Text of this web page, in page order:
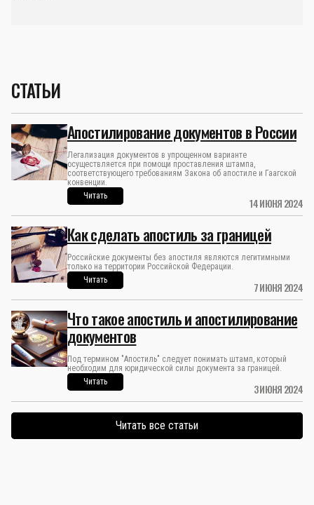
СТАТЬИ
14 ИЮНЯ 2024
Апостилирование документов в России
Легализация документов в упрощенном варианте
осуществляется при помощи проставления штампа,
соответствующего требованиям Закона об апостиле и Гаагской
конвенции.
Читать
7 ИЮНЯ 2024
Как сделать апостиль за границей
Российские документы без апостиля являются легитимными
только на территории Российской Федерации.
Читать
3 ИЮНЯ 2024
Что такое апостиль и апостилирование
документов
Под термином "Апостиль" следует понимать штамп, который
необходим для юридической силы документа за границей.
Читать
Читать все статьи